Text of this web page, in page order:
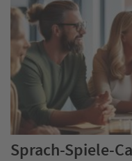
Sprach-Spiele-